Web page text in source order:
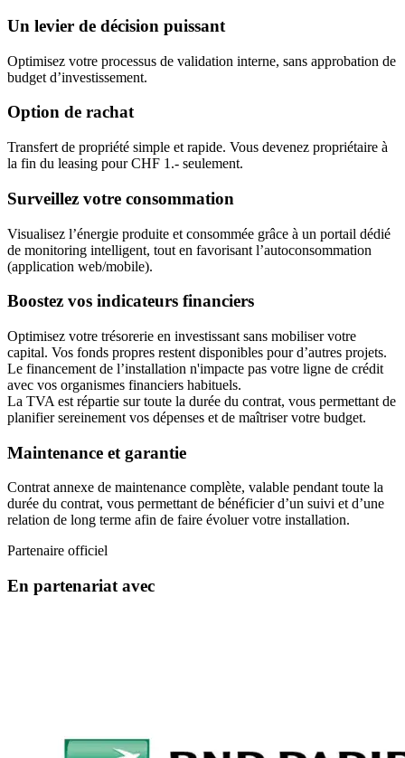
Un levier de décision puissant
Optimisez votre processus de validation interne, sans approbation de
budget d’investissement.
Option de rachat
Transfert de propriété simple et rapide. Vous devenez propriétaire à
la fin du leasing pour CHF 1.- seulement.
Surveillez votre consommation
Visualisez l’énergie produite et consommée grâce à un portail dédié
de monitoring intelligent, tout en favorisant l’autoconsommation
(application web/mobile).
Boostez vos indicateurs financiers
Optimisez votre trésorerie en investissant sans mobiliser votre
capital. Vos fonds propres restent disponibles pour d’autres projets.
Le financement de l’installation n'impacte pas votre ligne de crédit
avec vos organismes financiers habituels.
La TVA est répartie sur toute la durée du contrat, vous permettant de
planifier sereinement vos dépenses et de maîtriser votre budget.
Maintenance et garantie
Contrat annexe de maintenance complète, valable pendant toute la
durée du contrat, vous permettant de bénéficier d’un suivi et d’une
relation de long terme afin de faire évoluer votre installation.
Partenaire officiel
En partenariat avec